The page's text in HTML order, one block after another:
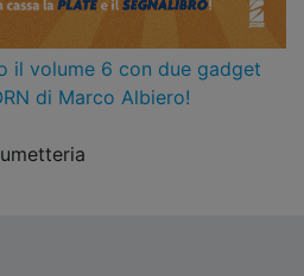
il volume 6 con due gadget
di Marco Albiero!